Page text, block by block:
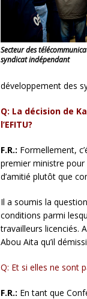
Secteur des
syndicat indépendant
développement des
Q: La décision de
l’EFITU?
F.R.: Formellement,
premier ministre pour
d’amitié plutôt que
Il a soumis la
conditions parmi
travailleurs licenciés.
Abou Aita qu’il
Q: Et si elles ne sont
F.R.: En tant que